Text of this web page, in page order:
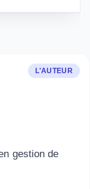
L'AUTEUR
gestion de